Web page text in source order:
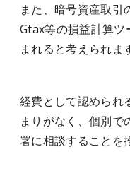
また、暗号資産取引
Gtax等の損益計算ツ
まれると考えられま
経費として認められ
まりがなく、個別で
署に相談することを